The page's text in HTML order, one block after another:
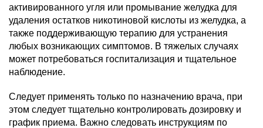
активированного угля или промывание желудка для
удаления остатков никотиновой кислоты из желудка, а
также поддерживающую терапию для устранения
любых возникающих симптомов. В тяжелых случаях
может потребоваться госпитализация и тщательное
наблюдение.
Следует применять только по назначению врача, при
этом следует тщательно контролировать дозировку и
график приема. Важно следовать инструкциям по